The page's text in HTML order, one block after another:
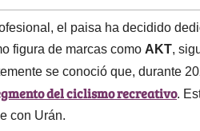
a
d
s
el paisa ha decidido
figura de marcas como AKT,
se conoció que, durante
del ciclismo recreativo.
con Urán.